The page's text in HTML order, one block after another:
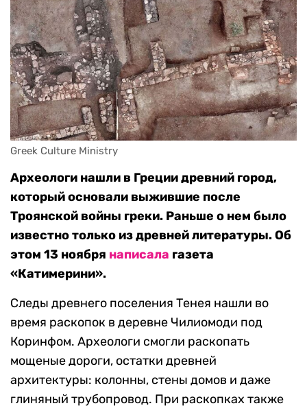
Greek Culture Ministry
Археологи нашли в Греции древний город,
который основали выжившие после
Троянской войны греки. Раньше о нем было
известно только из древней литературы. Об
этом 13 ноября написала газета
«Катимерини».
Следы древнего поселения Тенея нашли во
время раскопок в деревне Чилиомоди под
Коринфом. Археологи смогли раскопать
мощеные дороги, остатки древней
архитектуры: колонны, стены домов и даже
глиняный трубопровод. При раскопках также